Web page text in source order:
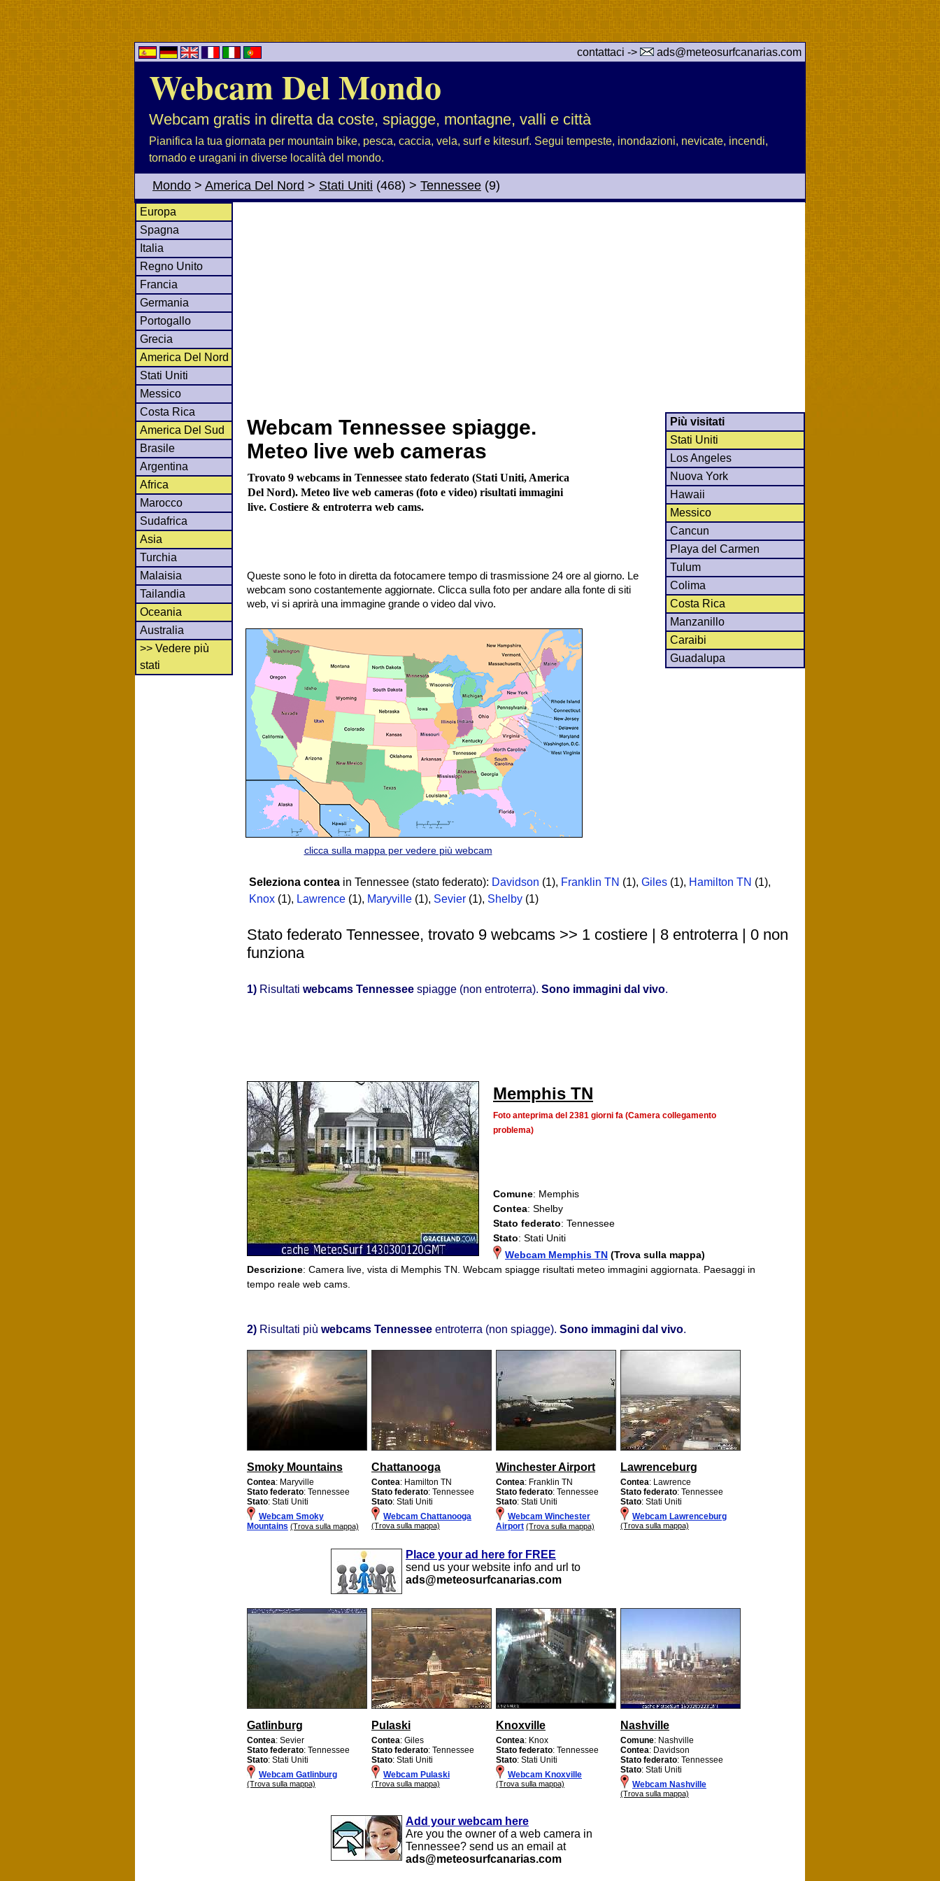
contattaci -> ads@meteosurfcanarias.com
Webcam Del Mondo
Webcam gratis in diretta da coste, spiagge, montagne, valli e città
Pianifica la tua giornata per mountain bike, pesca, caccia, vela, surf e kitesurf. Segui tempeste, inondazioni, nevicate, incendi,
tornado e uragani in diverse località del mondo.
Mondo > America Del Nord > Stati Uniti (468) > Tennessee (9)
Europa
Spagna
Italia
Regno Unito
Francia
Germania
Portogallo
Grecia
America Del Nord
Stati Uniti
Messico
Costa Rica
America Del Sud
Brasile
Argentina
Africa
Marocco
Sudafrica
Asia
Turchia
Malaisia
Tailandia
Oceania
Australia
>> Vedere più
stati
Webcam Tennessee spiagge.
Meteo live web cameras
Trovato 9 webcams in Tennessee stato federato (Stati Uniti, America
Del Nord). Meteo live web cameras (foto e video) risultati immagini
live. Costiere & entroterra web cams.
Queste sono le foto in diretta da fotocamere tempo di trasmissione 24 ore al giorno. Le
webcam sono costantemente aggiornate. Clicca sulla foto per andare alla fonte di siti
web, vi si aprirà una immagine grande o video dal vivo.
clicca sulla mappa per vedere più webcam
Più visitati
Stati Uniti
Los Angeles
Nuova York
Hawaii
Messico
Cancun
Playa del Carmen
Tulum
Colima
Costa Rica
Manzanillo
Caraibi
Guadalupa
Seleziona contea in Tennessee (stato federato): Davidson (1), Franklin TN (1), Giles (1), Hamilton TN (1),
Knox (1), Lawrence (1), Maryville (1), Sevier (1), Shelby (1)
Stato federato Tennessee, trovato 9 webcams >> 1 costiere | 8 entroterra | 0 non
funziona
1) Risultati webcams Tennessee spiagge (non entroterra). Sono immagini dal vivo.
Memphis TN
Foto anteprima del 2381 giorni fa (Camera collegamento
problema)
Comune: Memphis
Contea: Shelby
Stato federato: Tennessee
Stato: Stati Uniti
Webcam Memphis TN (Trova sulla mappa)
Descrizione: Camera live, vista di Memphis TN. Webcam spiagge risultati meteo immagini aggiornata. Paesaggi in
tempo reale web cams.
2) Risultati più webcams Tennessee entroterra (non spiagge). Sono immagini dal vivo.
Smoky Mountains
Contea: Maryville
Stato federato: Tennessee
Stato: Stati Uniti
Webcam Smoky
Mountains (Trova sulla mappa)
Chattanooga
Contea: Hamilton TN
Stato federato: Tennessee
Stato: Stati Uniti
Webcam Chattanooga
(Trova sulla mappa)
Winchester Airport
Contea: Franklin TN
Stato federato: Tennessee
Stato: Stati Uniti
Webcam Winchester
Airport (Trova sulla mappa)
Lawrenceburg
Contea: Lawrence
Stato federato: Tennessee
Stato: Stati Uniti
Webcam Lawrenceburg
(Trova sulla mappa)
Place your ad here for FREE
send us your website info and url to
ads@meteosurfcanarias.com
Gatlinburg
Contea: Sevier
Stato federato: Tennessee
Stato: Stati Uniti
Webcam Gatlinburg
(Trova sulla mappa)
Pulaski
Contea: Giles
Stato federato: Tennessee
Stato: Stati Uniti
Webcam Pulaski
(Trova sulla mappa)
Knoxville
Contea: Knox
Stato federato: Tennessee
Stato: Stati Uniti
Webcam Knoxville
(Trova sulla mappa)
Nashville
Comune: Nashville
Contea: Davidson
Stato federato: Tennessee
Stato: Stati Uniti
Webcam Nashville
(Trova sulla mappa)
Add your webcam here
Are you the owner of a web camera in
Tennessee? send us an email at
ads@meteosurfcanarias.com